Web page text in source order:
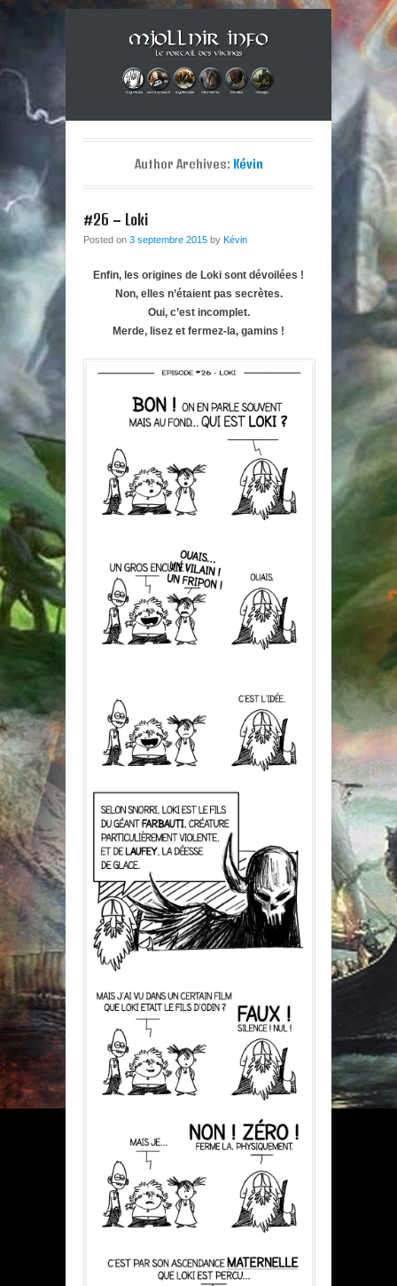
Mjollnir Info : le Portail des
Vikings !
Musique métal et culture scandinave, le tout dans un style
Berzerker ! Alors si vous vous sentez une âme de redresseur de
Thor aux cheveux longs et à la guitare électrique, ce blog est fait
Author Archives: Kévin
#26 – Loki
Posted on 3 septembre 2015 by Kévin
Enfin, les origines de Loki sont dévoilées !
Non, elles n’étaient pas secrètes.
Oui, c’est incomplet.
Merde, lisez et fermez-la, gamins !